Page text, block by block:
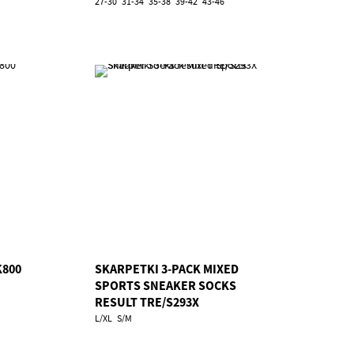
SKARPETKI 3-PACK MIXED
SPORTS SNEAKER SOCKS
RESULT TRE/S293X
L/XL S/M